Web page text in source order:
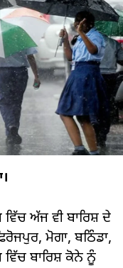
ਅੱਜ ਵੀ ਬਾਰਿਸ਼ ਦੇ
ਮੋਗਾ, ਬਠਿੰਡਾ,
ਵਿੱਚ ਬਾਰਿਸ਼ ਕੋਨੇ ਨੂੰ